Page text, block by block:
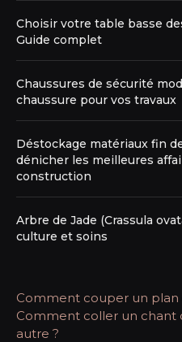
Choisir votre table basse
Guide complet
Chaussures de sécurité
chaussure pour vos travaux
Déstockage matériaux fin
dénicher les meilleures
construction
Arbre de Jade (Crassula
culture et soins
Comment couper un plan
Comment coller un chant
autre ?